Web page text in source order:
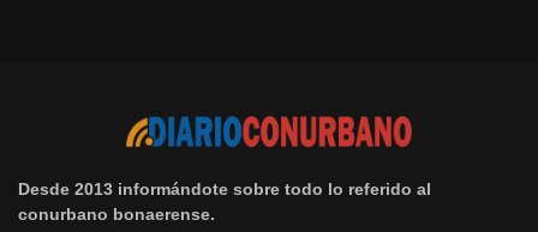
Desde 2013 informándote sobre todo lo referido al
conurbano bonaerense.